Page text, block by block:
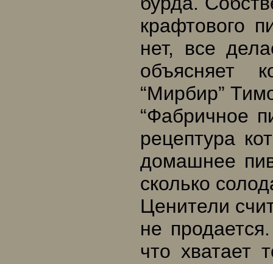
крафтового
нет, все
объясняет
“Мирбир”
“Фабричное
рецептура
домашнее
сколько
Ценители
не
что хватает